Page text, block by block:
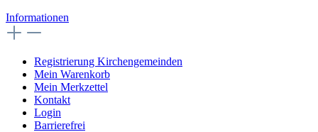
Informationen
Registrierung Kirchengemeinden
Mein Warenkorb
Mein Merkzettel
Kontakt
Login
Barrierefrei